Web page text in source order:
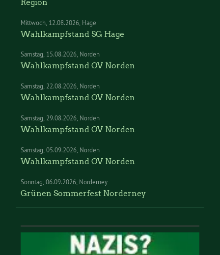
Region
Mittwoch 12.08.2026 Hage
Wahlkampfstand SG Hage
Samstag 15.08.2026 Norden
Wahlkampfstand OV Norden
Samstag 22.08.2026 Norden
Wahlkampfstand OV Norden
Samstag 29.08.2026 Norden
Wahlkampfstand OV Norden
Samstag 05.09.2026 Norden
Wahlkampfstand OV Norden
Sonntag 06.09.2026 Norderney
Grünen Sommerfest Norderney